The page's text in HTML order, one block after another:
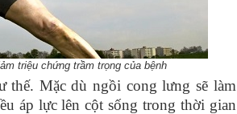
triệu chứng trầm trọng của bệnh
thế. Mặc dù ngồi cong lưng sẽ làm
áp lực lên cột sống trong thời gian